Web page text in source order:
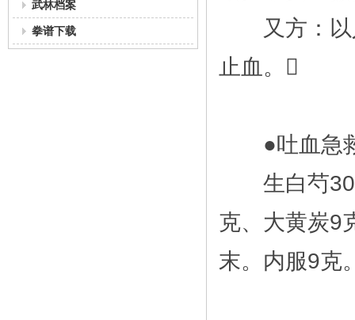
武林档案
拳谱下载
又方：以
止血。
●吐血急
生白芍30
克、大黄炭9
末。内服9克